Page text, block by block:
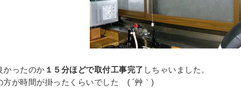
かったのか １５分ほどで取付工事完了 しちゃいました。
方が時間が掛ったくらいでした ( ´艸｀)